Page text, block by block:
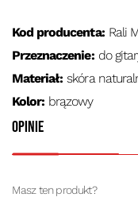
Opinie
Masz ten produkt?
Kod producenta: Rali
Przeznaczenie: do
Materiał: skóra
Kolor: brązowy